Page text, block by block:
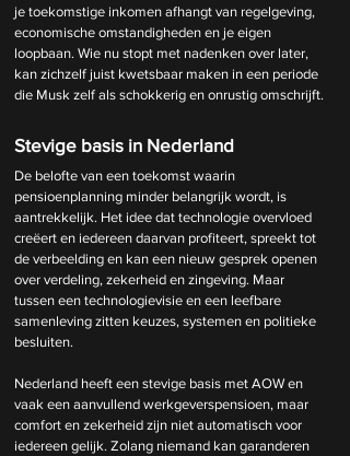
je toekomstige inkomen afhangt van regelgeving,
economische omstandigheden en je eigen
loopbaan. Wie nu stopt met nadenken over later,
kan zichzelf juist kwetsbaar maken in een periode
die Musk zelf als schokkerig en onrustig omschrijft.
Stevige basis in Nederland
De belofte van een toekomst waarin
pensioenplanning minder belangrijk wordt, is
aantrekkelijk. Het idee dat technologie overvloed
creëert en iedereen daarvan profiteert, spreekt tot
de verbeelding en kan een nieuw gesprek openen
over verdeling, zekerheid en zingeving. Maar
tussen een technologievisie en een leefbare
samenleving zitten keuzes, systemen en politieke
besluiten.
Nederland heeft een stevige basis met AOW en
vaak een aanvullend werkgeverspensioen, maar
comfort en zekerheid zijn niet automatisch voor
iedereen gelijk. Zolang niemand kan garanderen